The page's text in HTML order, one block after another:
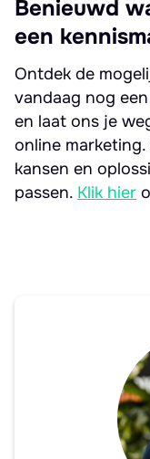
Benieuwd
een
Ontdek de
vandaag nog
en laat ons je
online
kansen en
passen. Klik hier